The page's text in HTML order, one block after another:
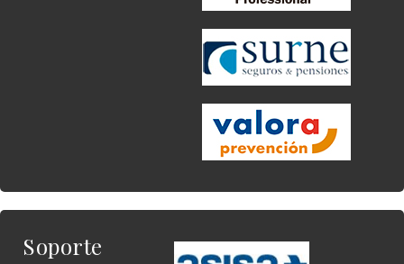
Soporte